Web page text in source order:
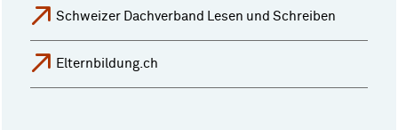
Schweizer Dachverband Lesen und Schreiben
Elternbildung.ch